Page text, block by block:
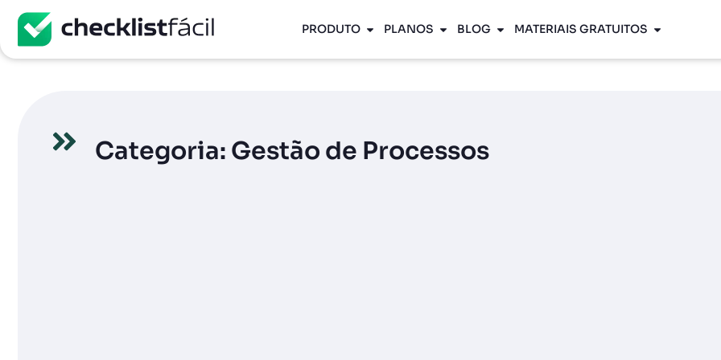
PRODUTO PLANOS BLOG MATERIAIS GRATUITOS
Categoria: Gestão de Processos